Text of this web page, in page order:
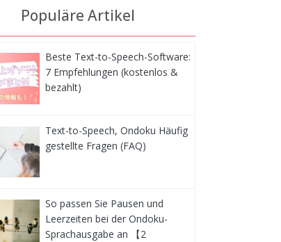
Populäre Artikel
Beste Text-to-Speech-Software:
7 Empfehlungen (kostenlos &
bezahlt)
Text-to-Speech, Ondoku Häufig
gestellte Fragen (FAQ)
So passen Sie Pausen und
Leerzeiten bei der Ondoku-
Sprachausgabe an 【2